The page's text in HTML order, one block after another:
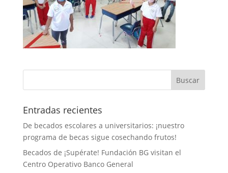
Entradas recientes
De becados escolares a universitarios: ¡nuestro
programa de becas sigue cosechando frutos!
Becados de ¡Supérate! Fundación BG visitan el
Centro Operativo Banco General